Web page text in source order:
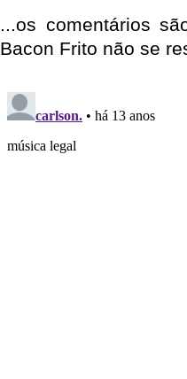
...os comentários
Bacon Frito não se